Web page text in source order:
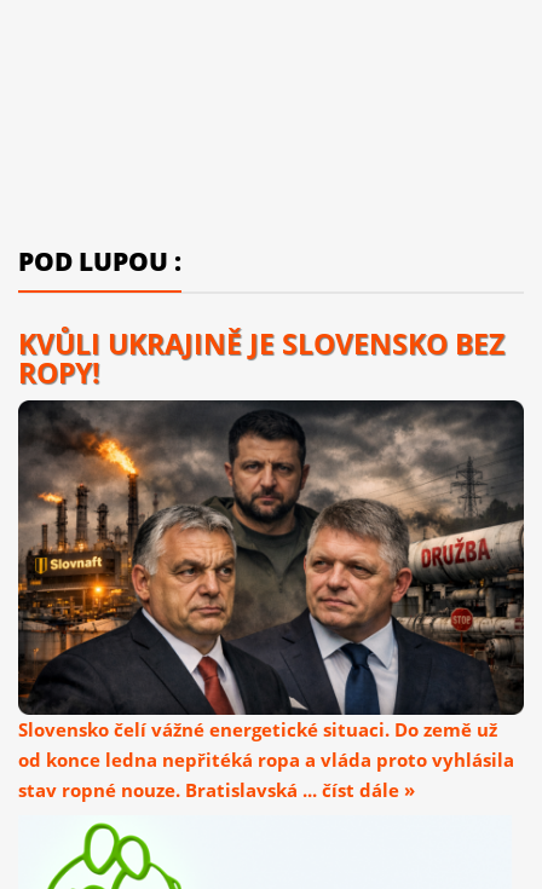
POD LUPOU :
KVŮLI UKRAJINĚ JE SLOVENSKO BEZ
ROPY!
Slovensko čelí vážné energetické situaci. Do země už
od konce ledna nepřitéká ropa a vláda proto vyhlásila
stav ropné nouze. Bratislavská ... číst dále »